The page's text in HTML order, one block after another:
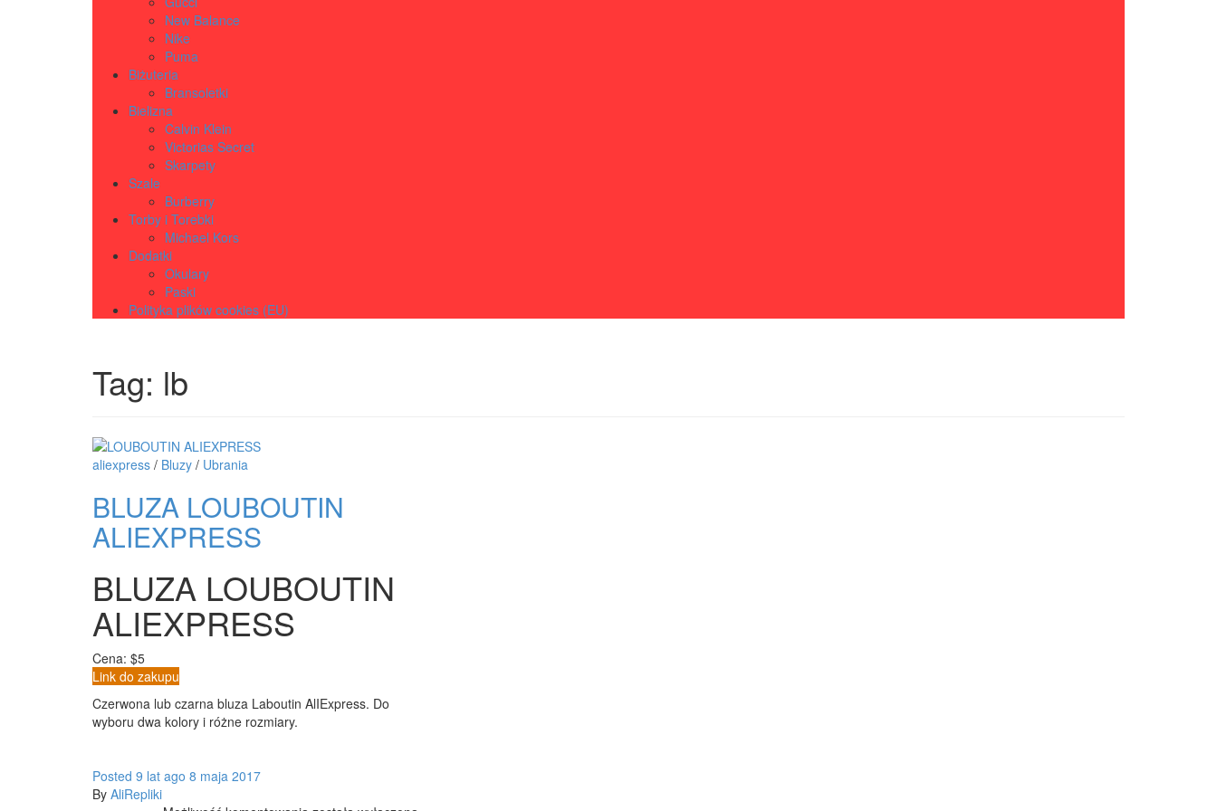
New Balance
Nike
Puma
Biżuteria
Bransoletki
Bielizna
Calvin Klein
Victorias Secret
Skarpety
Szale
Burberry
Torby i Torebki
Michael Kors
Dodatki
Okulary
Paski
Polityka plików cookies (EU)
Tag: lb
aliexpress / Bluzy / Ubrania
BLUZA LOUBOUTIN
ALIEXPRESS
BLUZA LOUBOUTIN
ALIEXPRESS
Cena: $5
Link do zakupu
Czerwona lub czarna bluza Laboutin AlIExpress. Do
wyboru dwa kolory i różne rozmiary.
Posted 9 lat ago 8 maja 2017
By AliRepliki